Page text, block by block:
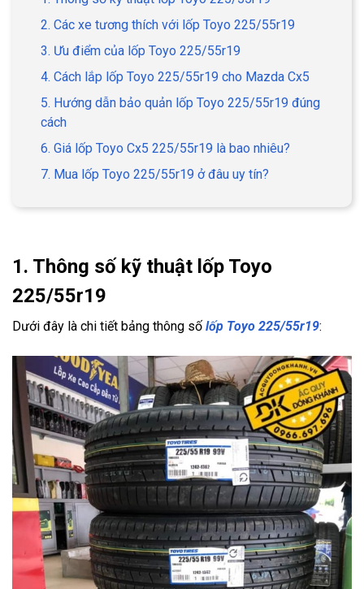
2. Các xe tương thích với lốp Toyo 225/55r19
3. Ưu điểm của lốp Toyo 225/55r19
4. Cách lắp lốp Toyo 225/55r19 cho Mazda Cx5
5. Hướng dẫn bảo quản lốp Toyo 225/55r19 đúng
cách
6. Giá lốp Toyo Cx5 225/55r19 là bao nhiêu?
7. Mua lốp Toyo 225/55r19 ở đâu uy tín?
1. Thông số kỹ thuật lốp Toyo
225/55r19
Dưới đây là chi tiết bảng thông số lốp Toyo 225/55r19: